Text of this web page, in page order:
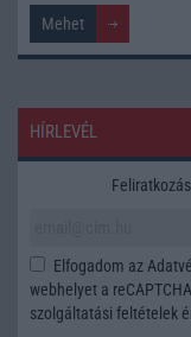
HÍRLEVÉL
Elfogadom az
webhelyet a
szolgáltatási feltételek